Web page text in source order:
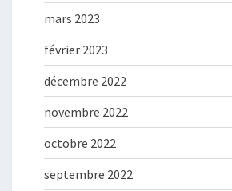
mars 2023
février 2023
décembre 2022
novembre 2022
octobre 2022
septembre 2022